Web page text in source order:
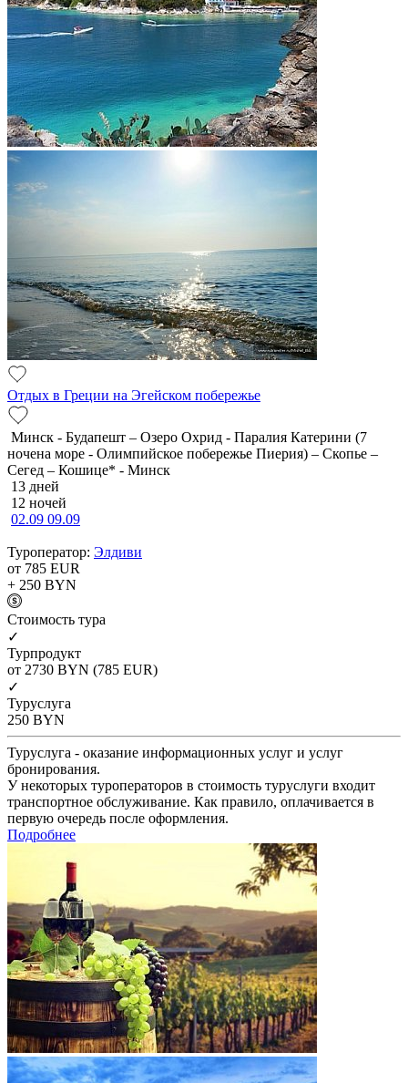
Отдых в Греции на Эгейском побережье
Минск - Будапешт – Озеро Охрид - Паралия Катерини (7
ночена море - Олимпийское побережье Пиерия) – Скопье –
Сегед – Кошице* - Минск
13 дней
12 ночей
02.09 09.09
Туроператор: Элдиви
от 785 EUR
+ 250 BYN
Cтоимость тура
✓
Турпродукт
от 2730 BYN (785 EUR)
✓
Туруслуга
250 BYN
Туруслуга - оказание информационных услуг и услуг
бронирования.
У некоторых туроператоров в стоимость туруслуги входит
транспортное обслуживание. Как правило, оплачивается в
первую очередь после оформления.
Подробнее